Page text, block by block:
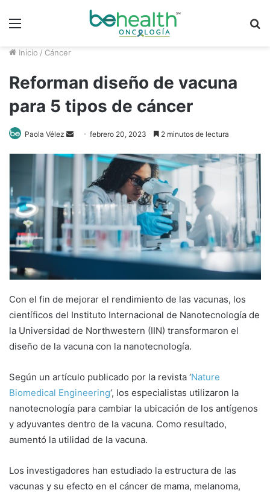
Menú
Inicio / Cáncer
Reforman diseño de vacuna
para 5 tipos de cáncer
Paola Vélez
Send
email
febrero 20, 2023 2 minutos de lectura
Con el fin de mejorar el rendimiento de las vacunas, los
científicos del Instituto Internacional de Nanotecnología de
la Universidad de Northwestern (IIN) transformaron el
diseño de la vacuna con la nanotecnología.
Según un artículo publicado por la revista ‘Nature
Biomedical Engineering‘, los especialistas utilizaron la
nanotecnología para cambiar la ubicación de los antígenos
y adyuvantes dentro de la vacuna. Como resultado,
aumentó la utilidad de la vacuna.
Los investigadores han estudiado la estructura de las
vacunas y su efecto en el cáncer de mama, melanoma,